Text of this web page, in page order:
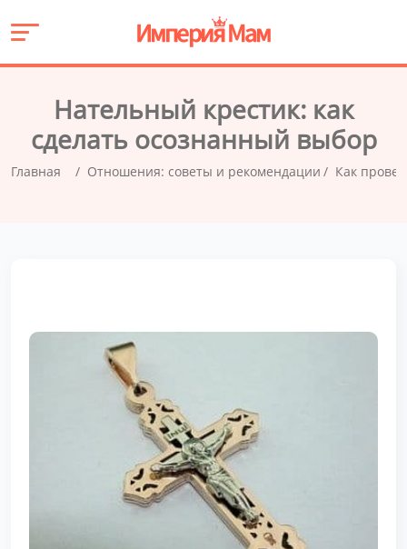
Нательный крестик: как
сделать осознанный выбор
Главная Отношения: советы и рекомендации Как